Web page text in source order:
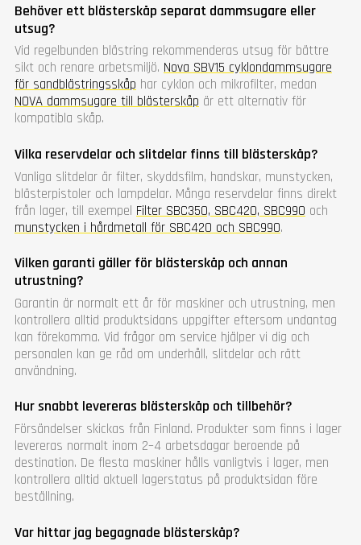
Behöver ett blästerskåp separat dammsugare eller
utsug?
Vid regelbunden blästring rekommenderas utsug för bättre
sikt och renare arbetsmiljö. Nova SBV15 cyklondammsugare
för sandblästringsskåp har cyklon och mikrofilter, medan
NOVA dammsugare till blästerskåp är ett alternativ för
kompatibla skåp.
Vilka reservdelar och slitdelar finns till blästerskåp?
Vanliga slitdelar är filter, skyddsfilm, handskar, munstycken,
blästerpistoler och lampdelar. Många reservdelar finns direkt
från lager, till exempel Filter SBC350, SBC420, SBC990 och
munstycken i hårdmetall för SBC420 och SBC990.
Vilken garanti gäller för blästerskåp och annan
utrustning?
Garantin är normalt ett år för maskiner och utrustning, men
kontrollera alltid produktsidans uppgifter eftersom undantag
kan förekomma. Vid frågor om service hjälper vi dig och
personalen kan ge råd om underhåll, slitdelar och rätt
användning.
Hur snabbt levereras blästerskåp och tillbehör?
Försändelser skickas från Finland. Produkter som finns i lager
levereras normalt inom 2–4 arbetsdagar beroende på
destination. De flesta maskiner hålls vanligtvis i lager, men
kontrollera alltid aktuell lagerstatus på produktsidan före
beställning.
Var hittar jag begagnade blästerskåp?